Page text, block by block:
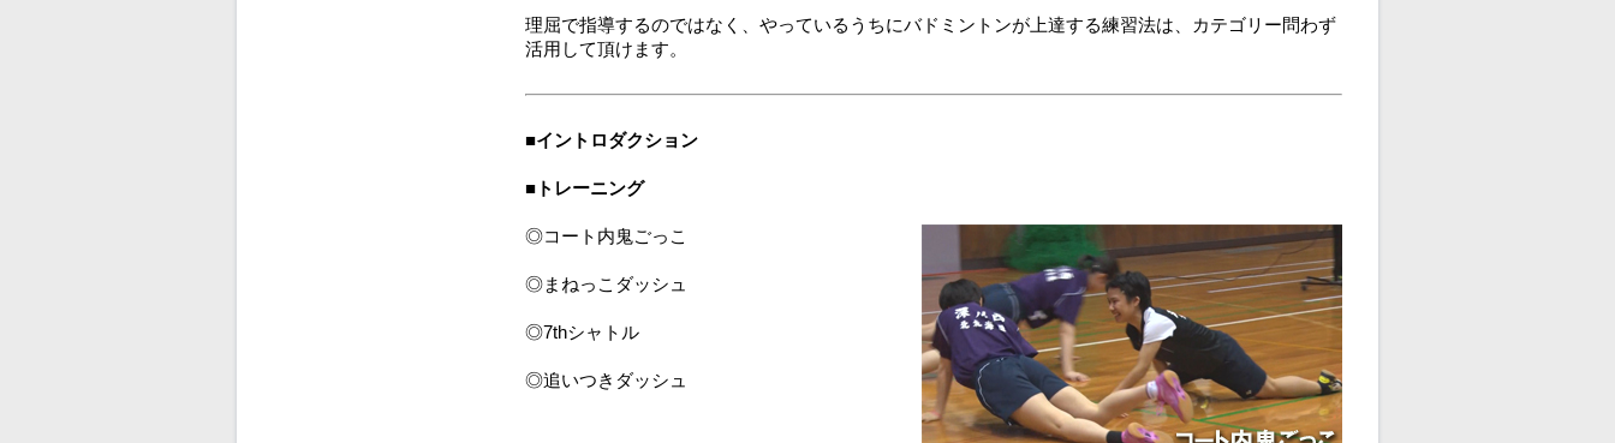
理屈で指導するのではなく、やっているうちにバドミントンが上達する練習法は、カテゴリー問わず
活用して頂けます。
■イントロダクション
■トレーニング
◎コート内鬼ごっこ
◎まねっこダッシュ
◎7thシャトル
◎追いつきダッシュ